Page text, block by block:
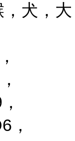
犬，大
，